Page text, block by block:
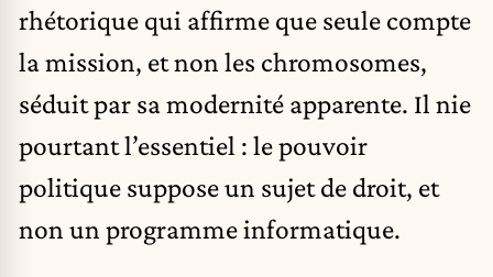
rhétorique qui affirme que seule compte
la mission, et non les chromosomes,
séduit par sa modernité apparente. Il nie
pourtant l’essentiel : le pouvoir
politique suppose un sujet de droit, et
non un programme informatique.